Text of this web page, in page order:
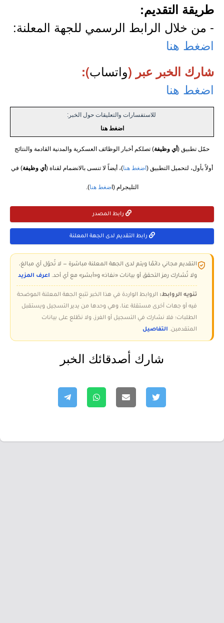
طريقة التقديم:
- من خلال الرابط الرسمي للجهة المعلنة:
اضغط هنا
شارك الخبر عبر (واتساب):
اضغط هنا
للاستفسارات والتعليقات حول الخبر:
اضغط هنا
حمّل تطبيق ( أي وظيفة) تصلكم أخبار الوظائف العسكرية والمدنية القادمة والنتائج
أولاً بأول، لتحميل التطبيق ( اضغط هنا)، أيضاً لا تنسى بالانضمام لقناة ( أي وظيفة) في
التليجرام (اضغط هنا).
رابط المصدر
رابط التقديم لدى الجهة المعلنة
التقديم مجاني دائمًا ويتم لدى الجهة المعلنة مباشرة — لا تُحوّل أي مبالغ،
ولا تُشارك رمز التحقق أو بيانات «نفاذ» و«أبشر» مع أي أحد. اعرف المزيد
تنويه الروابط: الروابط الواردة في هذا الخبر تتبع الجهة المعلنة الموضحة
فيه أو جهات أخرى مستقلة عنا، وهي وحدها من يدير التسجيل ويستقبل
الطلبات؛ فلا نشارك في التسجيل أو الفرز، ولا نطّلع على بيانات
المتقدمين. التفاصيل
شارك أصدقائك الخبر